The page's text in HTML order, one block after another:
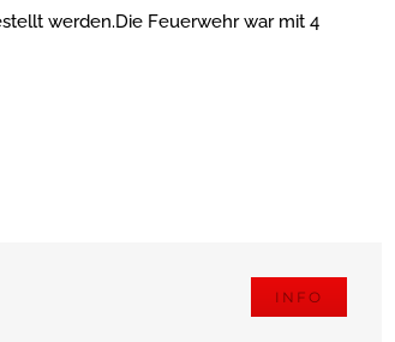
werden.Die Feuerwehr war mit 4
INFO